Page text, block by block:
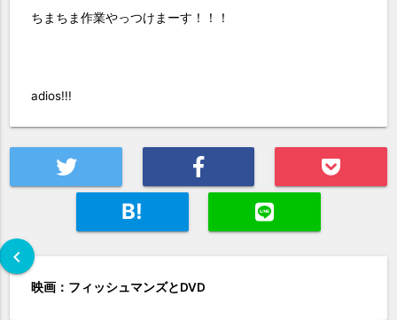
ちまちま作業やっつけまーす！！！
adios!!!
B!
chevron_left
映画：フィッシュマンズとDVD